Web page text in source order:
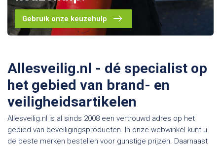
Gebruik onze keuzehulp
Allesveilig.nl - dé specialist op
het gebied van brand- en
veiligheidsartikelen
Allesveilig.nl is al sinds 2008 een vertrouwd adres op het
gebied van beveiligingsproducten. In onze webwinkel kunt u
de beste merken bestellen voor gunstige prijzen. Daarnaast